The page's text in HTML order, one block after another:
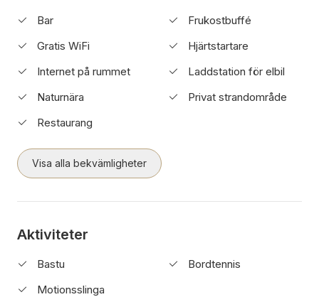
Bar
Frukostbuffé
Gratis WiFi
Hjärtstartare
Internet på rummet
Laddstation för elbil
Naturnära
Privat strandområde
Restaurang
Visa alla bekvämligheter
Aktiviteter
Bastu
Bordtennis
Motionsslinga